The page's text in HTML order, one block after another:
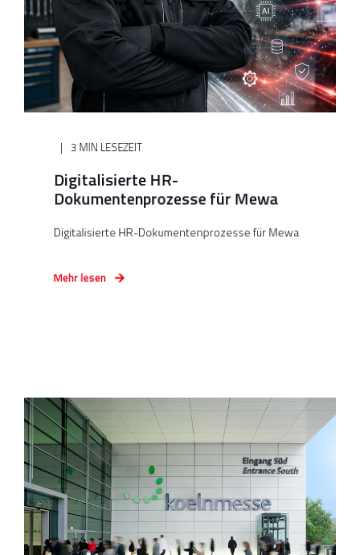
3 MIN LESEZEIT
Digitalisierte HR-
Dokumentenprozesse für Mewa
Digitalisierte HR-Dokumentenprozesse für Mewa
Mehr lesen